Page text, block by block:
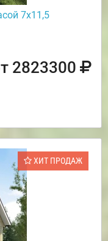
7х11,5
2823300
ХИТ ПРОДАЖ